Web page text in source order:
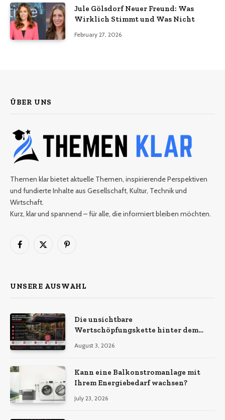
Jule Gölsdorf Neuer Freund: Was
Wirklich Stimmt und Was Nicht
February 27, 2026
ÜBER UNS
Themen klar bietet aktuelle Themen, inspirierende Perspektiven
und fundierte Inhalte aus Gesellschaft, Kultur, Technik und
Wirtschaft.
Kurz, klar und spannend – für alle, die informiert bleiben möchten.
Facebook
X
Pinterest
UNSERE AUSWAHL
Die unsichtbare
Wertschöpfungskette hinter dem
Ökonomie, EU-Fertigung und
wirklich bedeuten
August 3, 2026
Kann eine Balkonstromanlage mit
Ihrem Energiebedarf wachsen?
July 23, 2026